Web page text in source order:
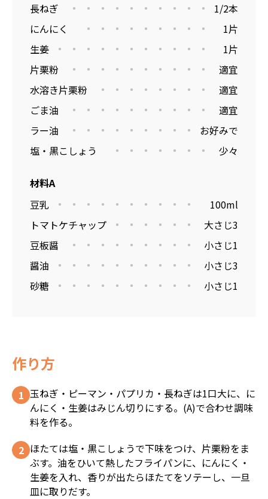
長ねぎ
1/2本
にんにく
1片
生姜
1片
片栗粉
適宜
水溶き片栗粉
適宜
ごま油
適宜
ラー油
お好みで
塩・黒こしょう
少々
材料A
豆乳
100ml
トマトケチャップ
大さじ3
豆板醤
小さじ1
醤油
小さじ3
砂糖
小さじ1
作り方
玉ねぎ・ピーマン・パプリカ・長ねぎは1口大に、に
んにく・生姜はみじん切りにする。(A)で合わせ調味
料を作る。
ほたては塩・黒こしょうで下味をつけ、片栗粉をま
ぶす。油をひいて熱したフライパンに、にんにく・
生姜を入れ、香りが出たらほたてをソテーし、一旦
皿に取りだす。